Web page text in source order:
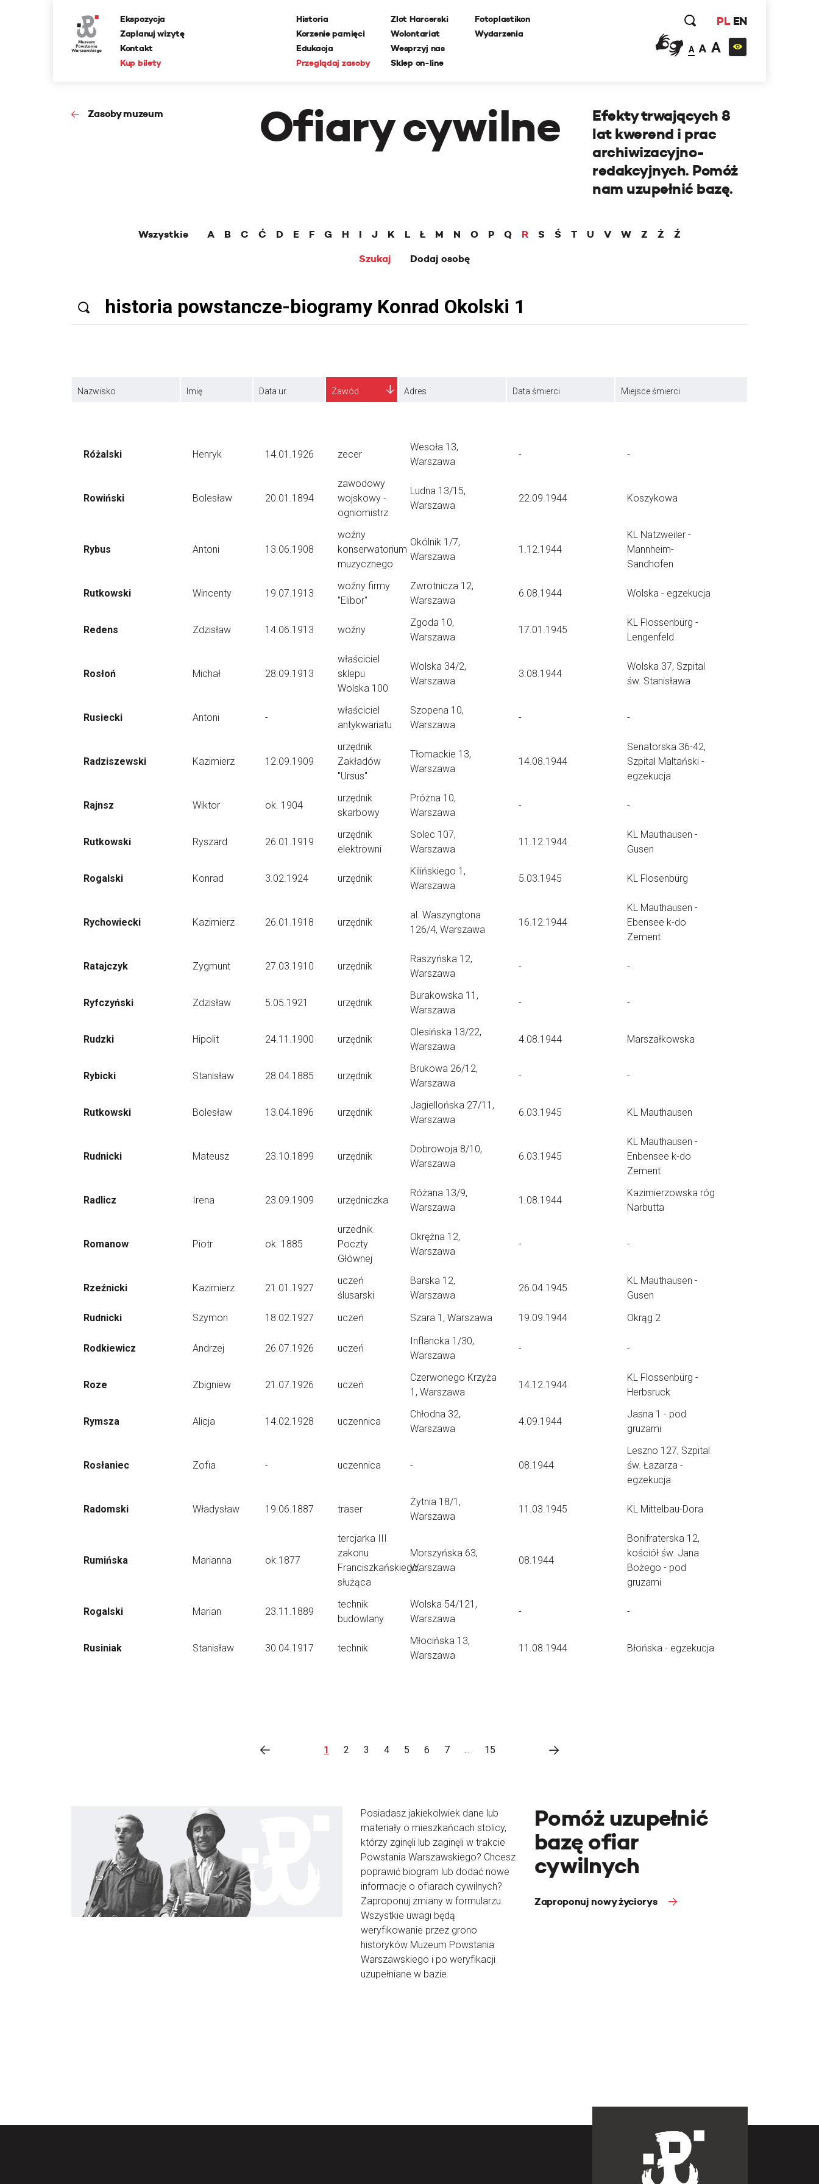
Ekspozycja
Zaplanuj wizytę
Kontakt
Kup bilety
Historia
Korzenie pamięci
Edukacja
Przeglądaj zasoby
Zlot Harcerski
Wolontariat
Wesprzyj nas
Sklep on-line
Fotoplastikon
Wydarzenia
PL EN
A A A
Zasoby muzeum Ofiary cywilne
Efekty trwających 8
lat kwerend i prac
archiwizacyjno-
redakcyjnych. Pomóż
nam uzupełnić bazę.
Wszystkie A B C Ć D E F G H I J K L Ł M N O P Q R S Ś T U V W Z Ż
Ź
Szukaj
Dodaj osobę
Nazwisko Imię Data ur. Zawód Adres Data śmierci Miejsce śmierci
Różalski Henryk 14.01.1926 zecer
Wesoła 13,
Warszawa
- -
Rowiński Bolesław 20.01.1894
zawodowy
wojskowy -
ogniomistrz
Ludna 13/15,
Warszawa
22.09.1944 Koszykowa
Rybus Antoni 13.06.1908
woźny
konserwatorium
muzycznego
Okólnik 1/7,
Warszawa
1.12.1944
KL Natzweiler -
Mannheim-
Sandhofen
Rutkowski Wincenty 19.07.1913
woźny firmy
"Elibor"
Zwrotnicza 12,
Warszawa
6.08.1944 Wolska - egzekucja
Redens Zdzisław 14.06.1913 woźny
Zgoda 10,
Warszawa
17.01.1945
KL Flossenbürg -
Lengenfeld
Rosłoń Michał 28.09.1913
właściciel
sklepu
Wolska 100
Wolska 34/2,
Warszawa
3.08.1944
Wolska 37, Szpital
św. Stanisława
Rusiecki Antoni -
właściciel
antykwariatu
Szopena 10,
Warszawa
- -
Radziszewski Kazimierz 12.09.1909
urzędnik
Zakładów
"Ursus"
Tłomackie 13,
Warszawa
14.08.1944
Senatorska 36-42,
Szpital Maltański -
egzekucja
Rajnsz Wiktor ok. 1904
urzędnik
skarbowy
Próżna 10,
Warszawa
- -
Rutkowski Ryszard 26.01.1919
urzędnik
elektrowni
Solec 107,
Warszawa
11.12.1944
KL Mauthausen -
Gusen
Rogalski Konrad 3.02.1924 urzędnik
Kilińskiego 1,
Warszawa
5.03.1945 KL Flosenbürg
Rychowiecki Kazimierz 26.01.1918 urzędnik
al. Waszyngtona
126/4, Warszawa
16.12.1944
KL Mauthausen -
Ebensee k-do
Zement
Ratajczyk Zygmunt 27.03.1910 urzędnik
Raszyńska 12,
Warszawa
- -
Ryfczyński Zdzisław 5.05.1921 urzędnik
Burakowska 11,
Warszawa
- -
Rudzki Hipolit 24.11.1900 urzędnik
Olesińska 13/22,
Warszawa
4.08.1944 Marszałkowska
Rybicki Stanisław 28.04.1885 urzędnik
Brukowa 26/12,
Warszawa
- -
Rutkowski Bolesław 13.04.1896 urzędnik
Jagiellońska 27/11,
Warszawa
6.03.1945 KL Mauthausen
Rudnicki Mateusz 23.10.1899 urzędnik
Dobrowoja 8/10,
Warszawa
6.03.1945
KL Mauthausen -
Enbensee k-do
Zement
Radlicz Irena 23.09.1909 urzędniczka
Różana 13/9,
Warszawa
1.08.1944
Kazimierzowska róg
Narbutta
Romanow Piotr ok. 1885
urzednik
Poczty
Głównej
Okrężna 12,
Warszawa
- -
Rzeźnicki Kazimierz 21.01.1927
uczeń
ślusarski
Barska 12,
Warszawa
26.04.1945
KL Mauthausen -
Gusen
Rudnicki
Szymon 18.02.1927 uczeń Szara 1, Warszawa 19.09.1944 Okrąg 2
Rodkiewicz Andrzej 26.07.1926 uczeń
Inflancka 1/30,
Warszawa
- -
Roze Zbigniew 21.07.1926 uczeń
Czerwonego Krzyża
1, Warszawa
14.12.1944
KL Flossenbürg -
Herbsruck
Rymsza Alicja 14.02.1928 uczennica
Chłodna 32,
Warszawa
4.09.1944
Jasna 1 - pod
gruzami
Rosłaniec Zofia - uczennica - 08.1944
Leszno 127, Szpital
św. Łazarza -
egzekucja
Radomski Władysław 19.06.1887 traser
Żytnia 18/1,
Warszawa
11.03.1945 KL Mittelbau-Dora
Rumińska Marianna ok.1877
tercjarka III
zakonu
Franciszkańskiego,
służąca
Morszyńska 63,
Warszawa
08.1944
Bonifraterska 12,
kościół św. Jana
Bożego - pod
gruzami
Rogalski Marian 23.11.1889
technik
budowlany
Wolska 54/121,
Warszawa
- -
Rusiniak Stanisław 30.04.1917 technik
Młocińska 13,
Warszawa
11.08.1944 Błońska - egzekucja
1 2 3 4 5 6 7 ... 15
Posiadasz jakiekolwiek dane lub
materiały o mieszkańcach stolicy,
którzy zginęli lub zaginęli w trakcie
Powstania Warszawskiego? Chcesz
poprawić biogram lub dodać nowe
informacje o ofiarach cywilnych?
Zaproponuj zmiany w formularzu.
Wszystkie uwagi będą
weryfikowanie przez grono
historyków Muzeum Powstania
Warszawskiego i po weryfikacji
uzupełniane w bazie
Pomóż uzupełnić
bazę ofiar
cywilnych
Zaproponuj nowy życiorys